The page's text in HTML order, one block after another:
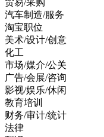
贸易/采购
汽车制造/服务
淘宝职位
美术/设计/创意
化工
市场/媒介/公关
广告/会展/咨询
影视/娱乐/休闲
教育培训
财务/审计/统计
法律